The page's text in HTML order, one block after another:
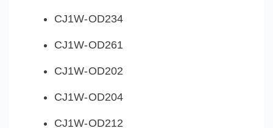
CJ1W-OD234
CJ1W-OD261
CJ1W-OD202
CJ1W-OD204
CJ1W-OD212